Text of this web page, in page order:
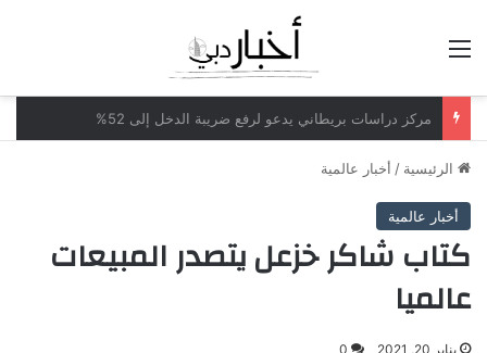
مكاتب محاماة أميركية تدرس بيع حصص لشركات الأسهم الخاصة
الرئيسية / أخبار عالمية
أخبار عالمية
كتاب شاكر خزعل يتصدر المبيعات
عالميا
يناير 20, 2021 0